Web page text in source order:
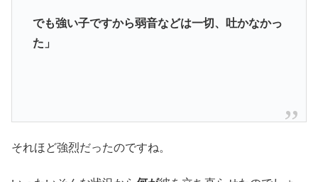
でも強い子ですから弱音などは一切、吐かなかっ
た」
それほど強烈だったのですね。